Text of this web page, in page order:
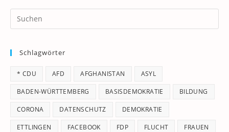
Schlagwörter
* CDU AFD AFGHANISTAN ASYL
BADEN-WÜRTTEMBERG BASISDEMOKRATIE BILDUNG
CORONA DATENSCHUTZ DEMOKRATIE
ETTLINGEN FACEBOOK FDP FLUCHT FRAUEN